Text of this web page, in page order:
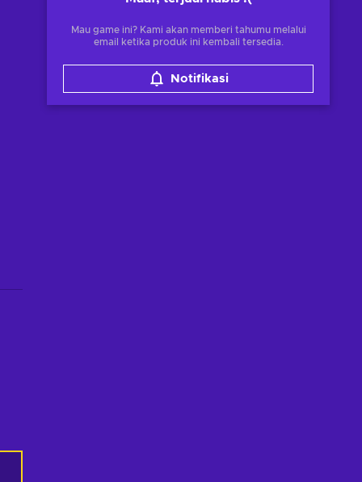
Mau game ini? Kami akan memberi tahumu melalui
email ketika produk ini kembali tersedia.
Notifikasi